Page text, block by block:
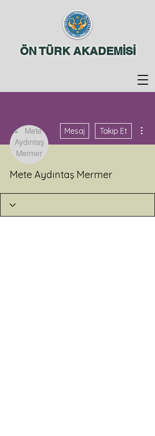
ÖN TÜRK AKADEMİSİ
Mesaj Takip Et
Mete Aydıntaş Mermer